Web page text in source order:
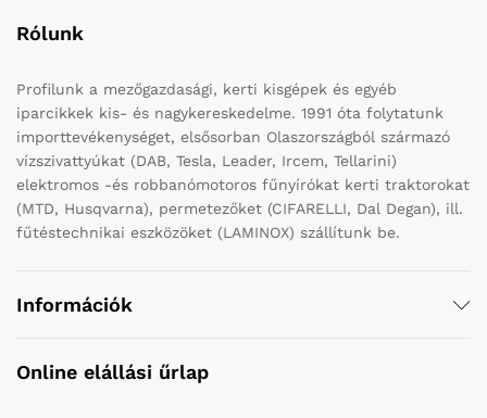
Rólunk
Profilunk a mezőgazdasági, kerti kisgépek és egyéb
iparcikkek kis- és nagykereskedelme. 1991 óta folytatunk
importtevékenységet, elsősorban Olaszországból származó
vízszivattyúkat (DAB, Tesla, Leader, Ircem, Tellarini)
elektromos -és robbanómotoros fűnyírókat kerti traktorokat
(MTD, Husqvarna), permetezőket (CIFARELLI, Dal Degan), ill.
fűtéstechnikai eszközöket (LAMINOX) szállítunk be.
Információk
Online elállási űrlap